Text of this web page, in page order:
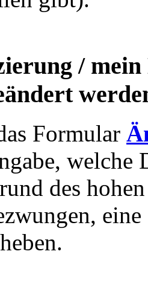
/
Formular
welche
des